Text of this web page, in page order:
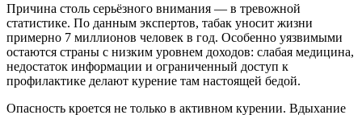
Причина столь серьёзного внимания — в тревожной
статистике. По данным экспертов, табак уносит жизни
примерно 7 миллионов человек в год. Особенно уязвимыми
остаются страны с низким уровнем доходов: слабая медицина,
недостаток информации и ограниченный доступ к
профилактике делают курение там настоящей бедой.
Опасность кроется не только в активном курении. Вдыхание